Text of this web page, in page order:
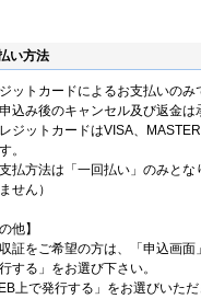
い方法
ットカードによるお支払いのみ
込み後のキャンセル及び返金は
ジットカードはVISA、
。
払方法は「一回払い」のみとな
せん）
他】
証をご希望の方は、「申込画面
する」をお選び下さい。
上で発行する」をお選びいた